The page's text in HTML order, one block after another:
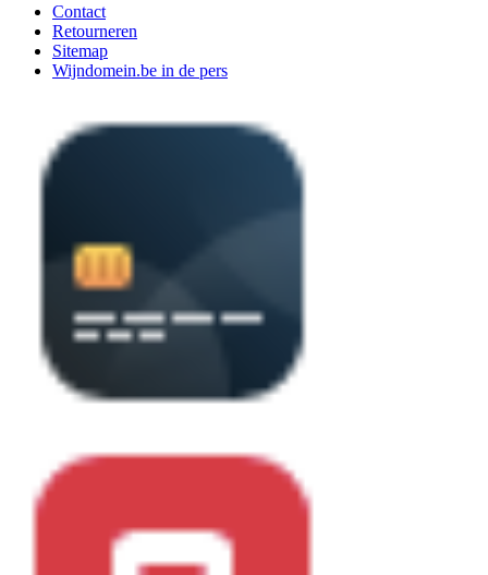
Contact
Retourneren
Sitemap
Wijndomein.be in de pers